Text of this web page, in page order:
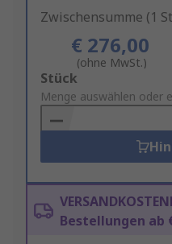
Zwischensumme (1
€ 276,00
(ohne MwSt.)
Add
to
Basket
Stück
Menge auswählen oder
Bestellungen ab